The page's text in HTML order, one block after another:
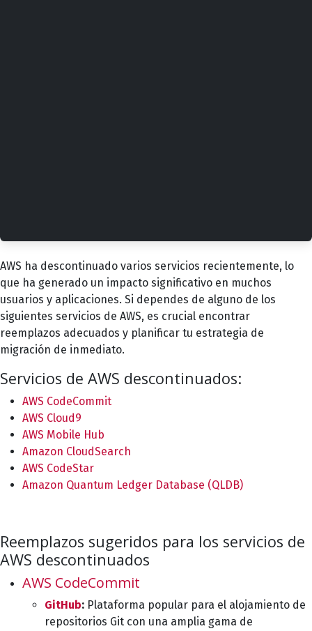
AWS ha descontinuado varios servicios recientemente, lo
que ha generado un impacto significativo en muchos
usuarios y aplicaciones. Si dependes de alguno de los
siguientes servicios de AWS, es crucial encontrar
reemplazos adecuados y planificar tu estrategia de
migración de inmediato.
Servicios de AWS descontinuados:
AWS CodeCommit
AWS Cloud9
AWS Mobile Hub
Amazon CloudSearch
AWS CodeStar
Amazon Quantum Ledger Database (QLDB)
Reemplazos sugeridos para los servicios de
AWS descontinuados
AWS CodeCommit
GitHub: Plataforma popular para el alojamiento de
repositorios Git con una amplia gama de